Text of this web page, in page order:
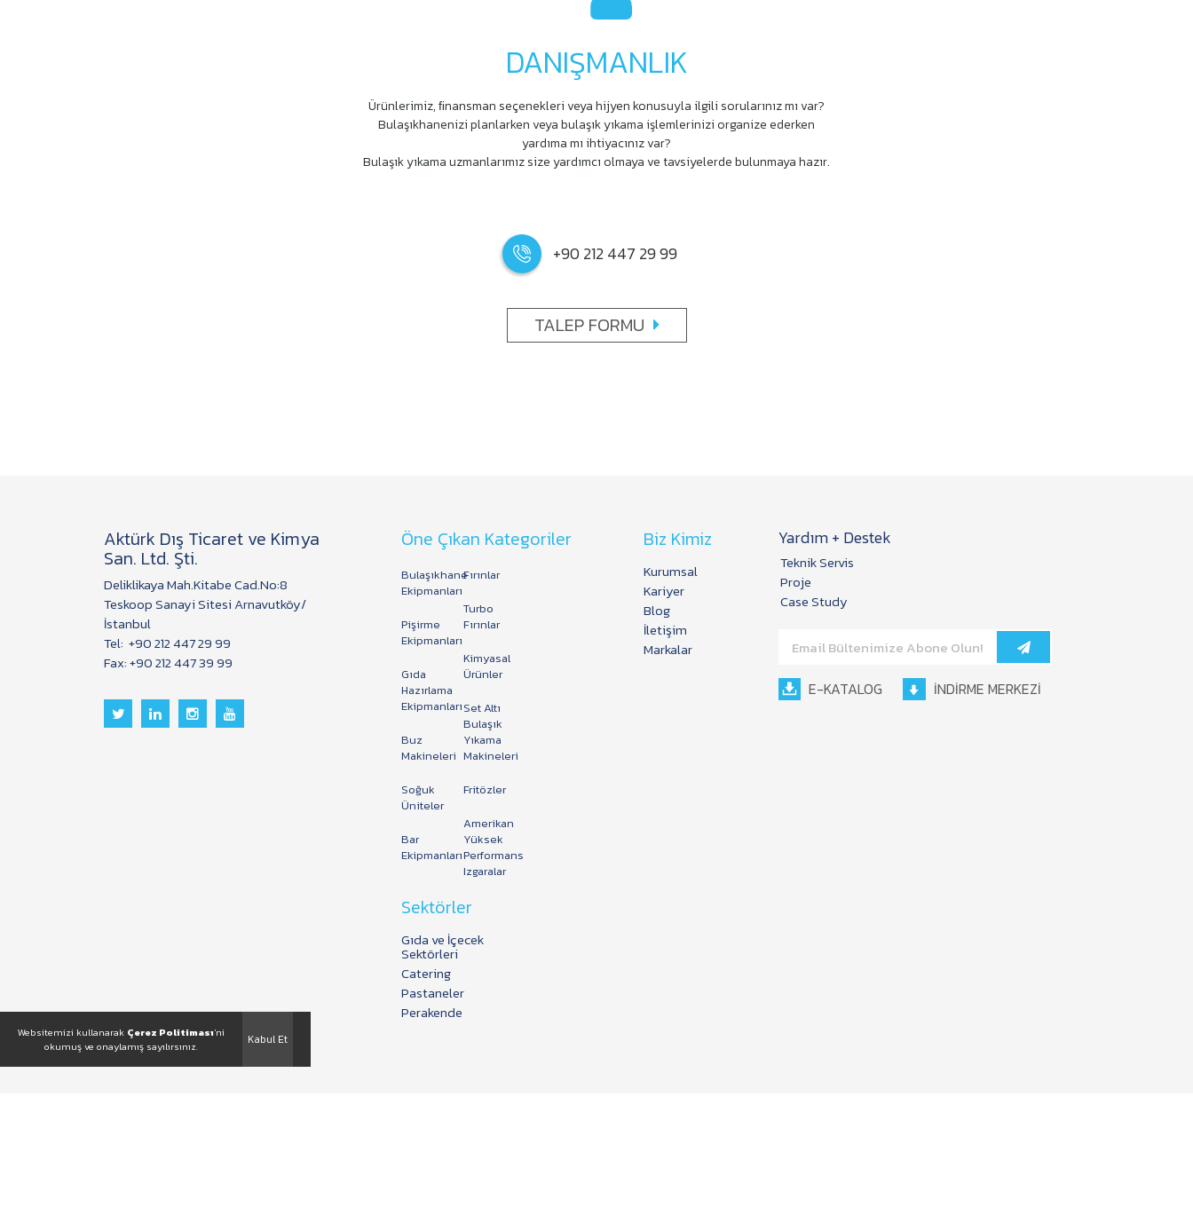
DANIŞMANLIK
Ürünlerimiz, ﬁnansman seçenekleri veya hijyen konusuyla ilgili sorularınız mı var?
Bulaşıkhanenizi planlarken veya bulaşık yıkama işlemlerinizi organize ederken
yardıma mı ihtiyacınız var?
Bulaşık yıkama uzmanlarımız size yardımcı olmaya ve tavsiyelerde bulunmaya hazır.
+90 212 447 29 99
TALEP FORMU
Aktürk Dış Ticaret ve Kimya
San. Ltd. Şti.
Deliklikaya Mah.Kitabe Cad.No:8
Teskoop Sanayi Sitesi Arnavutköy/
İstanbul
Tel: +90 212 447 29 99
Fax: +90 212 447 39 99
Yardım + Destek
Teknik Servis
Proje
Case Study
E-KATALOG İNDİRME MERKEZİ
Öne Çıkan Kategoriler
Bulaşıkhane
Ekipmanları
Pişirme
Ekipmanları
Gıda
Hazırlama
Ekipmanları
Buz
Makineleri
Soğuk
Üniteler
Bar
Ekipmanları
Fırınlar
Turbo
Fırınlar
Kimyasal
Ürünler
Set Altı
Bulaşık
Yıkama
Makineleri
Fritözler
Amerikan
Yüksek
Performans
Izgaralar
Biz Kimiz
Kurumsal
Kariyer
Blog
İletişim
Markalar
Sektörler
Gıda ve İçecek
Sektörleri
Catering
Pastaneler
Perakende
Kabul Et
Websitemizi kullanarak Çerez Politiması'ni
okumuş ve onaylamış sayılırsınız.